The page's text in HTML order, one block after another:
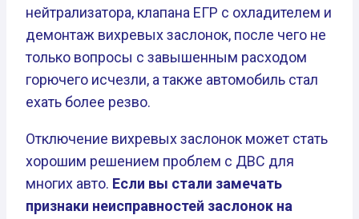
нейтрализатора, клапана ЕГР с охладителем и
демонтаж вихревых заслонок, после чего не
только вопросы с завышенным расходом
горючего исчезли, а также автомобиль стал
ехать более резво.
Отключение вихревых заслонок может стать
хорошим решением проблем с ДВС для
многих авто. Если вы стали замечать
признаки неисправностей заслонок на